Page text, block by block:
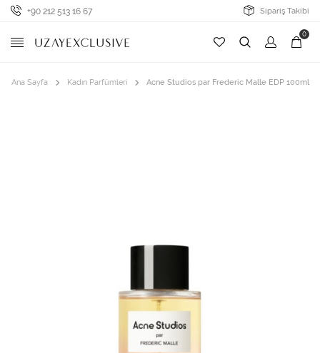
+90 212 513 16 67 Sipariş Takibi
0
Ana Sayfa Kadın Parfümleri Acne Studios par Frederic Malle EDP 100ml